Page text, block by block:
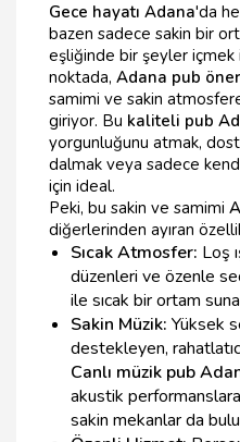
Gece hayatı Adana'da
bazen sadece sakin bir
eşliğinde bir şeyler
noktada, Adana pub
samimi ve sakin
giriyor. Bu kaliteli pub
yorgunluğunu atmak,
dalmak veya sadece
için ideal.
Peki, bu sakin ve samimi
diğerlerinden ayıran
Sıcak Atmosfer: Loş
düzenleri ve özenle
ile sıcak bir ortam
Sakin Müzik: Yüksek
destekleyen,
Canlı müzik pub
akustik
sakin mekanlar da